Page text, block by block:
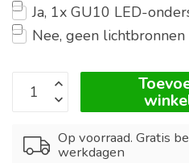
Ja, 1x GU10 LED-
Nee, geen
Op voorraad. Gratis
werkdagen